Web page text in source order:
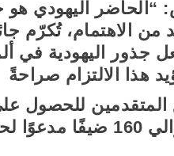
“الحاضر اليهودي هو
الاهتمام، تُكرّم
جذور اليهودية في
التطوع لهذا العام، وكان بعضهم من بين